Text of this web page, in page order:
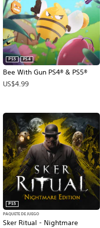
Bee With Gun PS4® & PS5®
PS5 PS4
US$4.99
Sker Ritual - Nightmare
PS5
PAQUETE DE JUEGO